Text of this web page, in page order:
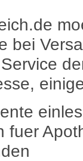
bei
fuer